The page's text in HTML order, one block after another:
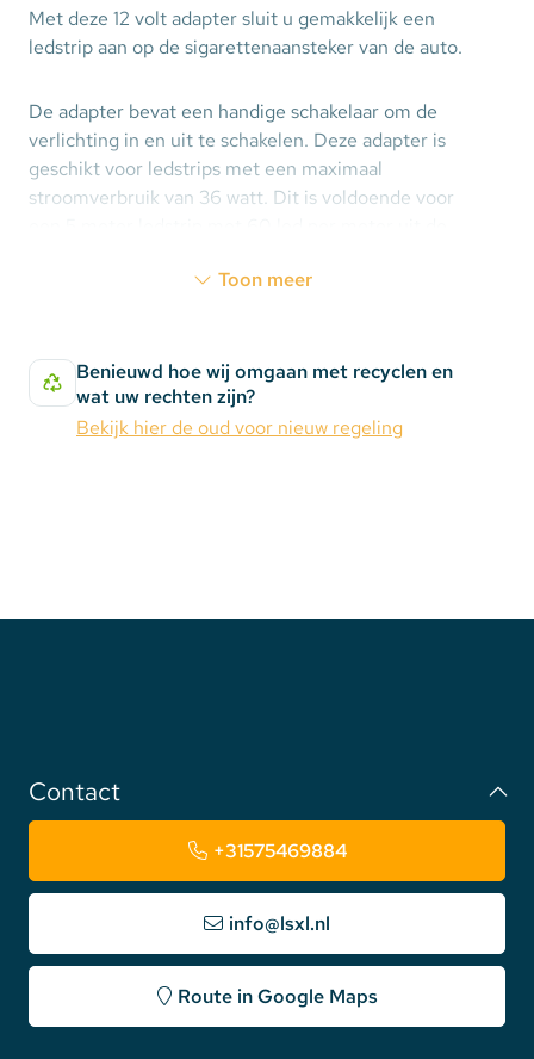
Met deze 12 volt adapter sluit u gemakkelijk een
ledstrip aan op de sigarettenaansteker van de auto.
De adapter bevat een handige schakelaar om de
verlichting in en uit te schakelen. Deze adapter is
geschikt voor ledstrips met een maximaal
stroomverbruik van 36 watt. Dit is voldoende voor
Toon meer
Benieuwd hoe wij omgaan met recyclen en
wat uw rechten zijn?
Bekijk hier de oud voor nieuw regeling
Contact
+31575469884
info@lsxl.nl
Route in Google Maps